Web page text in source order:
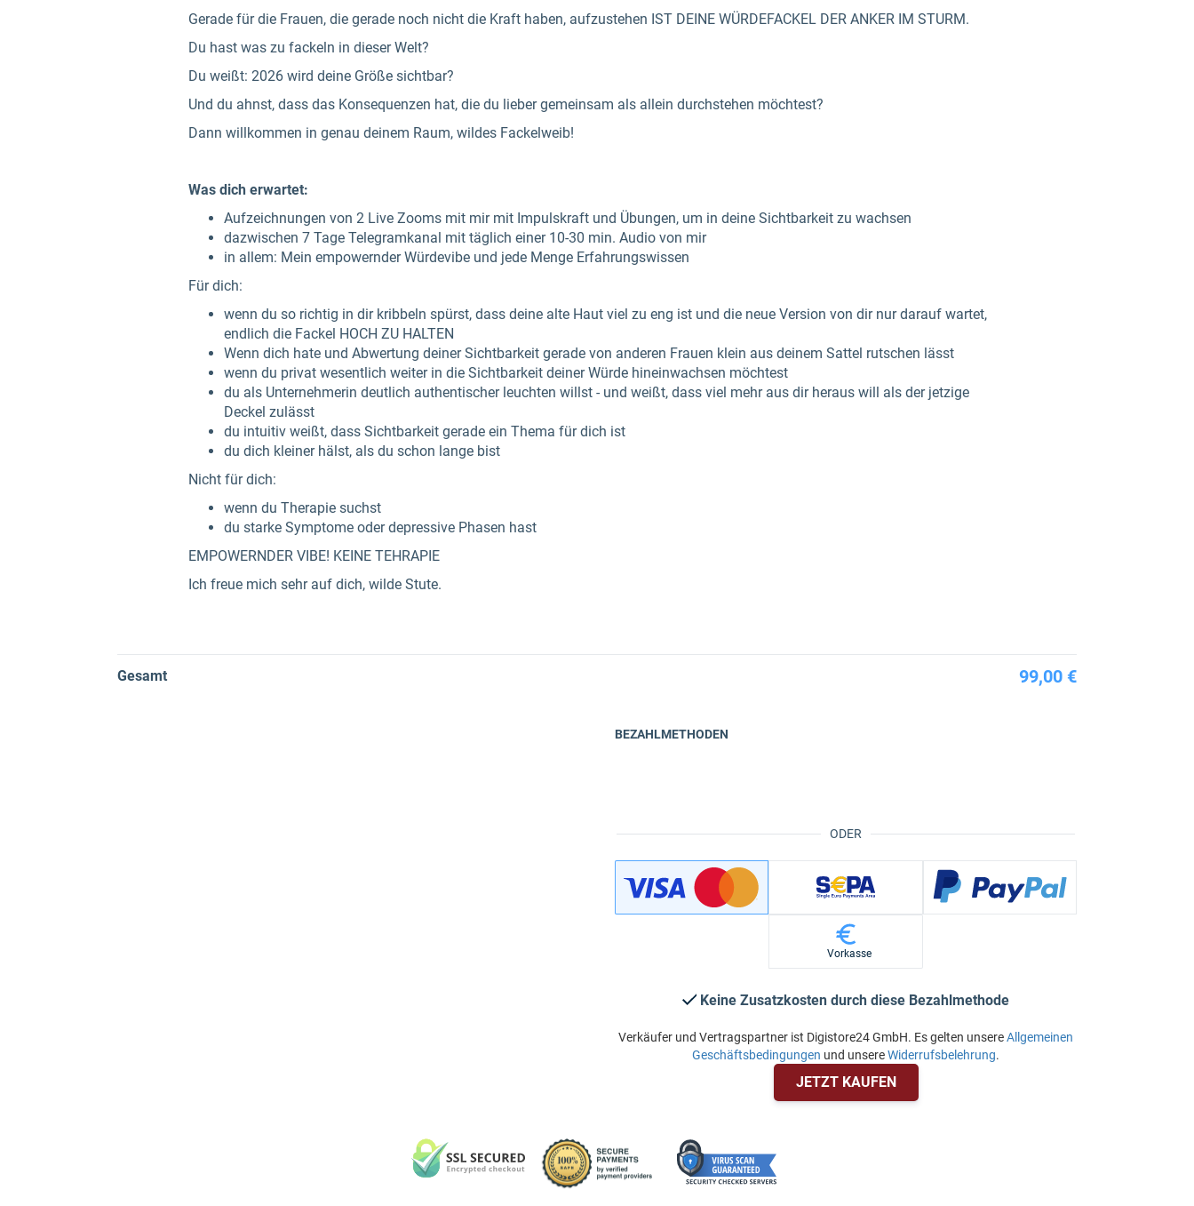
Gerade für die Frauen, die gerade noch nicht die Kraft haben, aufzustehen IST DEINE WÜRDEFACKEL DER ANKER IM STURM.
Du hast was zu fackeln in dieser Welt?
Du weißt: 2026 wird deine Größe sichtbar?
Und du ahnst, dass das Konsequenzen hat, die du lieber gemeinsam als allein durchstehen möchtest?
Dann willkommen in genau deinem Raum, wildes Fackelweib!
Was dich erwartet:
Aufzeichnungen von 2 Live Zooms mit mir mit Impulskraft und Übungen, um in deine Sichtbarkeit zu wachsen
dazwischen 7 Tage Telegramkanal mit täglich einer 10-30 min. Audio von mir
in allem: Mein empowernder Würdevibe und jede Menge Erfahrungswissen
Für dich:
wenn du so richtig in dir kribbeln spürst, dass deine alte Haut viel zu eng ist und die neue Version von dir nur darauf wartet,
endlich die Fackel HOCH ZU HALTEN
Wenn dich hate und Abwertung deiner Sichtbarkeit gerade von anderen Frauen klein aus deinem Sattel rutschen lässt
wenn du privat wesentlich weiter in die Sichtbarkeit deiner Würde hineinwachsen möchtest
du als Unternehmerin deutlich authentischer leuchten willst - und weißt, dass viel mehr aus dir heraus will als der jetzige
Deckel zulässt
du intuitiv weißt, dass Sichtbarkeit gerade ein Thema für dich ist
du dich kleiner hälst, als du schon lange bist
Nicht für dich:
wenn du Therapie suchst
du starke Symptome oder depressive Phasen hast
EMPOWERNDER VIBE! KEINE TEHRAPIE
Ich freue mich sehr auf dich, wilde Stute.
Gesamt 99,00 €
ODER
BEZAHLMETHODEN
Vorkasse
Keine Zusatzkosten durch diese Bezahlmethode
Verkäufer und Vertragspartner ist Digistore24 GmbH. Es gelten unsereAllgemeinen
Geschäftsbedingungen und unsereWiderrufsbelehrung.
JETZT KAUFEN